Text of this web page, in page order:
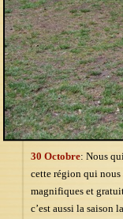
30 Octobre: Nous
cette région qui nous
magnifiques et
c’est aussi la saison